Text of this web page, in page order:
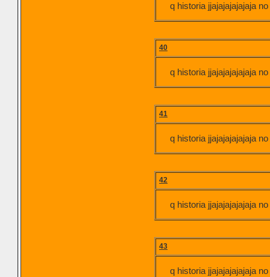
q historia jjajajajajajaja
40
q historia jjajajajajajaja
41
q historia jjajajajajajaja
42
q historia jjajajajajajaja
43
q historia jjajajajajajaja